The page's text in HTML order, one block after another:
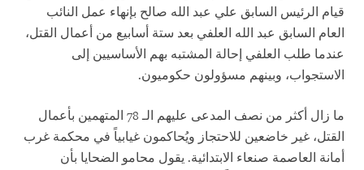
قيام الرئيس السابق علي عبد الله صالح بإنهاء عمل النائب
العام السابق عبد الله العلفي بعد ستة أسابيع من أعمال القتل،
عندما طلب العلفي إحالة المشتبه بهم الأساسيين إلى
الاستجواب، وبينهم مسؤولون حكوميون.
ما زال أكثر من نصف المدعى عليهم الـ 78 المتهمين بأعمال
القتل، غير خاضعين للاحتجاز ويُحاكمون غيابياً في محكمة غرب
أمانة العاصمة صنعاء الابتدائية. يقول محامو الضحايا بأن